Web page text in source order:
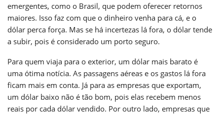
emergentes, como o Brasil, que podem oferecer retornos
maiores. Isso faz com que o dinheiro venha para cá, e o
dólar perca força. Mas se há incertezas lá fora, o dólar tende
a subir, pois é considerado um porto seguro.
Para quem viaja para o exterior, um dólar mais barato é
uma ótima notícia. As passagens aéreas e os gastos lá fora
ficam mais em conta. Já para as empresas que exportam,
um dólar baixo não é tão bom, pois elas recebem menos
reais por cada dólar vendido. Por outro lado, empresas que